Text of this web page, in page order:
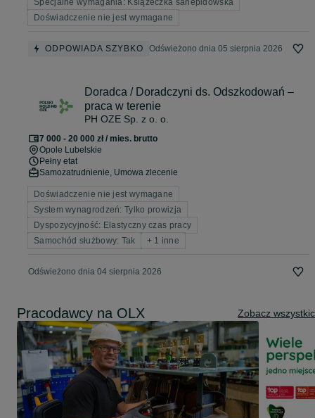
Specjalne wymagania: Książeczka sanepidowska
Doświadczenie nie jest wymagane
ODPOWIADA SZYBKO Odświeżono dnia 05 sierpnia 2026
Doradca / Doradczyni ds. Odszkodowań –
praca w terenie
PH OZE Sp. z o. o.
7 000 - 20 000 zł / mies. brutto
Opole Lubelskie
Pełny etat
Samozatrudnienie, Umowa zlecenie
Doświadczenie nie jest wymagane
System wynagrodzeń: Tylko prowizja
Dyspozycyjność: Elastyczny czas pracy
Samochód służbowy: Tak
+ 1 inne
Odświeżono dnia 04 sierpnia 2026
Pracodawcy na OLX Zobacz